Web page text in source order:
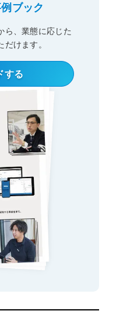
ブック
ら、業態に応じた
だけます。
する